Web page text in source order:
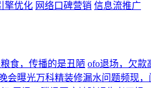
擎优化 网络口碑营销 信息流推广
食，传播的是丑陋 ofo退场，欠款
会曝光万科精装修漏水问题频现，